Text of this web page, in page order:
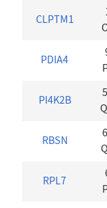
CLPTM1
PDIA4
PI4K2B
RBSN
RPL7